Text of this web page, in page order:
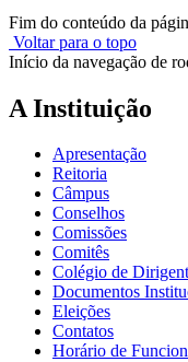
Fim do conteúdo da
Voltar para o topo
Início da navegação de
A Instituição
Apresentação
Reitoria
Câmpus
Conselhos
Comissões
Comitês
Colégio de
Documentos
Eleições
Contatos
Horário de